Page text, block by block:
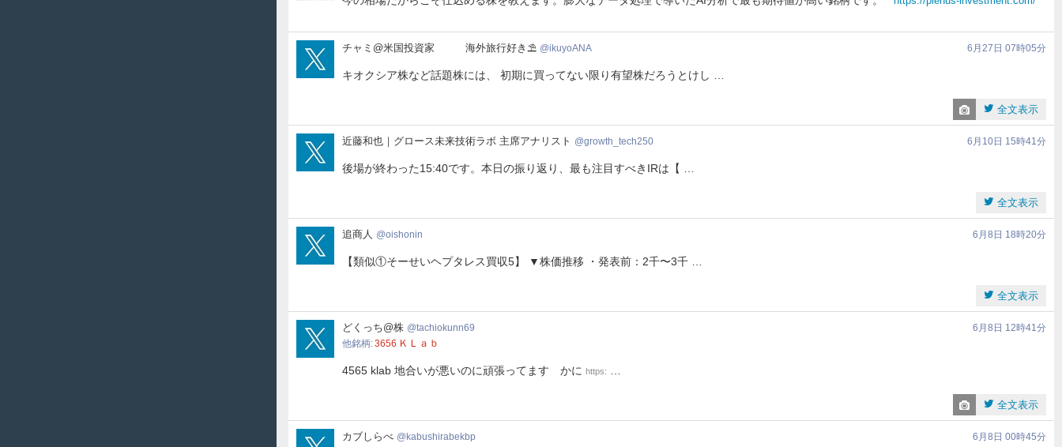
ikuyoANA
チャミ@米国投資家 海外旅行好き⛱️ ikuyoANA 6月27日 07時05分
キオクシア株など話題株には、 初期に買ってない限り有望株だろうとけし …
全文表示
growth_tech250
近藤和也｜グロース未来技術ラボ 主席アナリスト growth_tech250 6月10日 15時41分
後場が終わった15:40です。本日の振り返り、最も注目すべきIRは【 …
全文表示
oishonin
追商人 oishonin 6月8日 18時20分
【類似①そーせいヘプタレス買収5】 ▼株価推移 ・発表前：2千〜3千 …
全文表示
tachiokunn69
どくっち@株 tachiokunn69
6月8日 12時41分
他銘柄 3656 ＫＬａｂ
4565 klab 地合いが悪いのに頑張ってます かに https:
全文表示
kabushirabekbp
カブしらべ kabushirabekbp 6月8日 00時45分